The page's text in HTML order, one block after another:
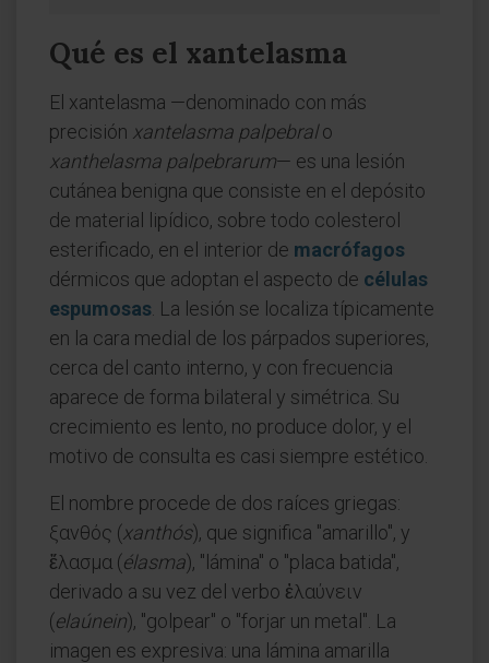
Qué es el xantelasma
El xantelasma —denominado con más
precisión xantelasma palpebralo
xanthelasma palpebrarum— es una lesión
cutánea benigna que consiste en el depósito
de material lipídico, sobre todo colesterol
esterificado, en el interior de macrófagos
dérmicos que adoptan el aspecto de células
espumosas . La lesión se localiza típicamente
en la cara medial de los párpados superiores,
cerca del canto interno, y con frecuencia
aparece de forma bilateral y simétrica. Su
crecimiento es lento, no produce dolor, y el
motivo de consulta es casi siempre estético.
El nombre procede de dos raíces griegas:
ξανθός (xanthós), que significa "amarillo", y
ἔλασμα (élasma), "lámina" o "placa batida",
derivado a su vez del verbo ἐλαύνειν
(elaúnein), "golpear" o "forjar un metal". La
imagen es expresiva: una lámina amarilla